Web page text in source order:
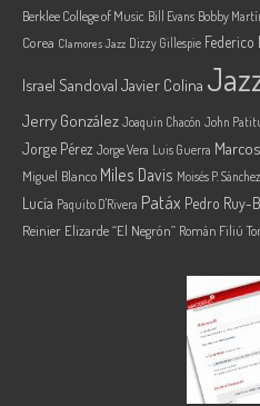
Berklee College of Music Bill Evans Bobby
Corea Clamores Jazz Dizzy Gillespie Federico
Israel Sandoval Javier Colina
Jerry González Joaquin Chacón John
Jorge Pérez Jorge Vera Luis Guerra
Miguel Blanco Miles Davis Moisés P. Sánchez
Lucía Paquito D'Rivera Patáx Pedro Ruy-
Reinier Elizarde “El Negrón” Román Filiú